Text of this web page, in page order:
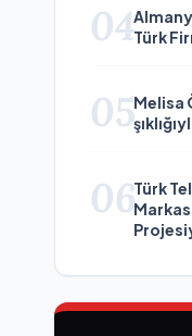
04Türk
05Melisa
06Türk